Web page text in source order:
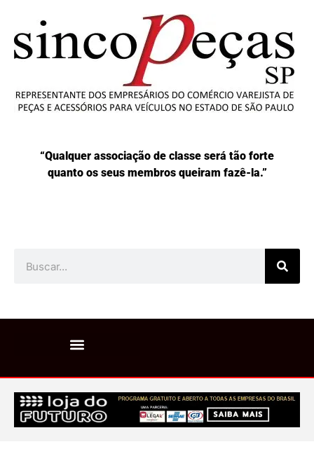
“Qualquer associação de classe será tão forte
quanto os seus membros queiram fazê-la.”